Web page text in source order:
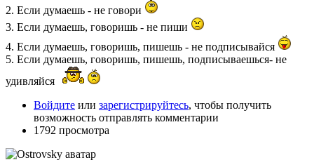
2. Если думаешь - не говори
3. Если думаешь, говоришь - не пиши
4. Если думаешь, говоришь, пишешь - не подписывайся
5. Если думаешь, говоришь, пишешь, подписываешься- не
удивляйся
Войдите или зарегистрируйтесь, чтобы получить
возможность отправлять комментарии
1792 просмотра